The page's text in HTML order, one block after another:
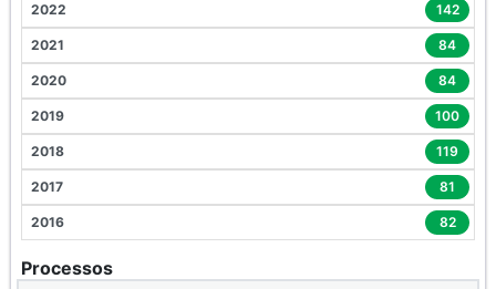
2022 142
2021 84
2020 84
2019 100
2018 119
2017 81
2016 82
Processos